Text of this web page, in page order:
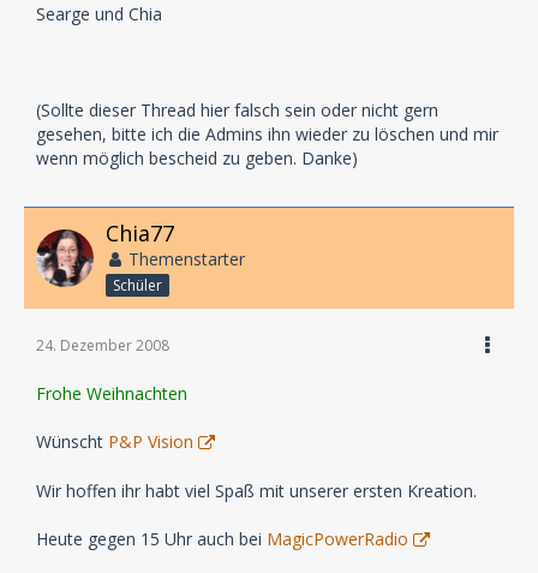
Searge und Chia
(Sollte dieser Thread hier falsch sein oder nicht gern
gesehen, bitte ich die Admins ihn wieder zu löschen und mir
wenn möglich bescheid zu geben. Danke)
Chia77
Themenstarter
Schüler
24. Dezember 2008
Frohe Weihnachten
Wünscht P&P Vision
Wir hoffen ihr habt viel Spaß mit unserer ersten Kreation.
Heute gegen 15 Uhr auch bei MagicPowerRadio